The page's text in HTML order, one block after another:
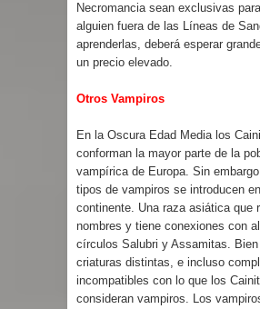
Necromancia sean exclusivas
alguien fuera de las Líneas de
aprenderlas, deberá esperar
un precio elevado.
Otros Vampiros
En la Oscura Edad Media los
conforman la mayor parte de la
vampírica de Europa. Sin
tipos de vampiros se introducen
continente. Una raza asiática que
nombres y tiene conexiones con
círculos Salubri y Assamitas. Bien
criaturas distintas, e incluso
incompatibles con lo que los
consideran vampiros. Los